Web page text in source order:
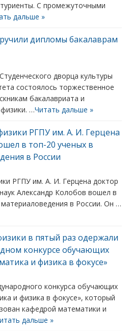
С промежуточными
дальше »
дипломы бакалаврам
дворца культуры
состоялось торжественное
бакалавриата и
…Читать дальше »
РГПУ им. А. И. Герцена
в топ-20 ученых в
в России
РГПУ им. А. И. Герцена доктор
Александр Колобов вошел в
в России. Он …
в пятый раз одержали
конкурсе обучающих
и физика в фокусе»
конкурса обучающих
и физика в фокусе», который
кафедрой математики и
дальше »